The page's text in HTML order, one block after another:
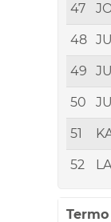
47
48
49
50
51
52